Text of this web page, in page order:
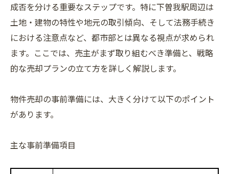
成否を分ける重要なステップです。特に下曽我駅周辺は
土地・建物の特性や地元の取引傾向、そして法務手続き
における注意点など、都市部とは異なる視点が求められ
ます。ここでは、売主がまず取り組むべき準備と、戦略
的な売却プランの立て方を詳しく解説します。
物件売却の事前準備には、大きく分けて以下のポイント
があります。
主な事前準備項目